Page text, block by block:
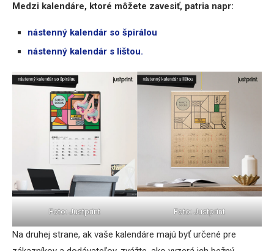
Medzi kalendáre, ktoré môžete zavesiť, patria napr:
nástenný kalendár so špirálou
nástenný kalendár s lištou.
Foto: Justprint Foto: Justprint
Na druhej strane, ak vaše kalendáre majú byť určené pre